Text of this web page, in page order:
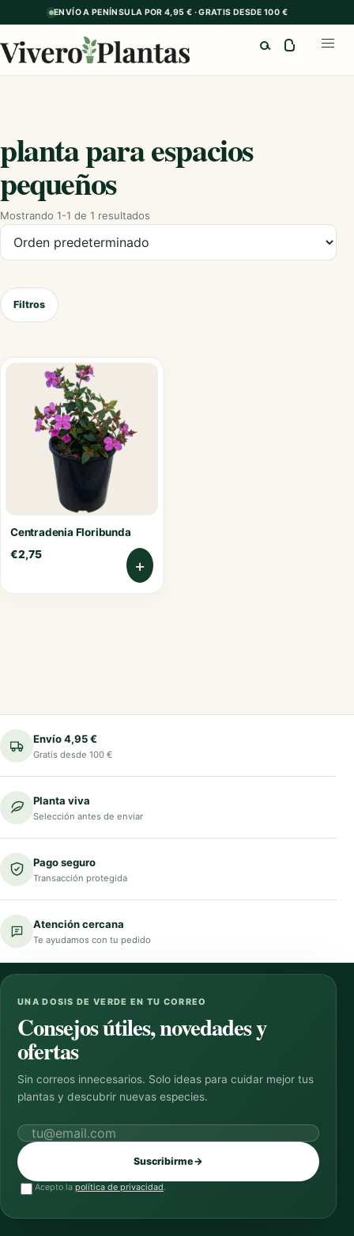
ENVÍO A PENÍNSULA POR 4,95 € · GRATIS DESDE 100 €
planta para espacios
pequeños
Mostrando 1-1 de 1 resultados
Ordenar productos
Filtros
Centradenia Floribunda
€2,75
+
Envío 4,95 €
Gratis desde 100 €
Planta viva
Selección antes de enviar
Pago seguro
Transacción protegida
Atención cercana
Te ayudamos con tu pedido
UNA DOSIS DE VERDE EN TU CORREO
Consejos útiles, novedades y
ofertas
Sin correos innecesarios. Solo ideas para cuidar mejor tus
plantas y descubrir nuevas especies.
Correo electrónico
Suscribirme→
Acepto la política de privacidad.